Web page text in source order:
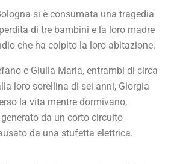
si è consumata una tragedia
di tre bambini e la loro madre
che ha colpito la loro abitazione.
e Giulia Maria, entrambi di circa
loro sorellina di sei anni, Giorgia
la vita mentre dormivano,
da un corto circuito
da una stufetta elettrica.